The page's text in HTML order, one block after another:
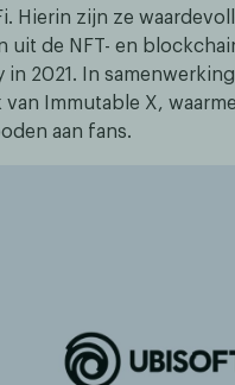
Hierin zijn ze
uit de NFT- en
2021. In samenwerking
Immutable X,
aan fans.